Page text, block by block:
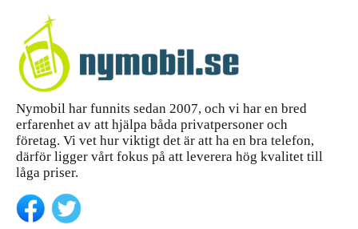
Nymobil har funnits sedan 2007, och vi har en bred
erfarenhet av att hjälpa båda privatpersoner och
företag. Vi vet hur viktigt det är att ha en bra telefon,
därför ligger vårt fokus på att leverera hög kvalitet till
låga priser.